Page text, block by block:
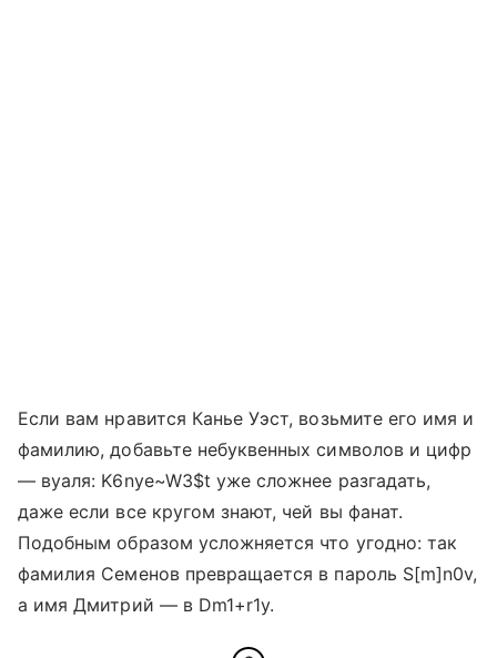
Если вам нравится Канье Уэст, возьмите его имя и
фамилию, добавьте небуквенных символов и цифр
— вуаля: K6nye~W3$t уже сложнее разгадать,
даже если все кругом знают, чей вы фанат.
Подобным образом усложняется что угодно: так
фамилия Семенов превращается в пароль S[m]n0v,
а имя Дмитрий — в Dm1+r1y.